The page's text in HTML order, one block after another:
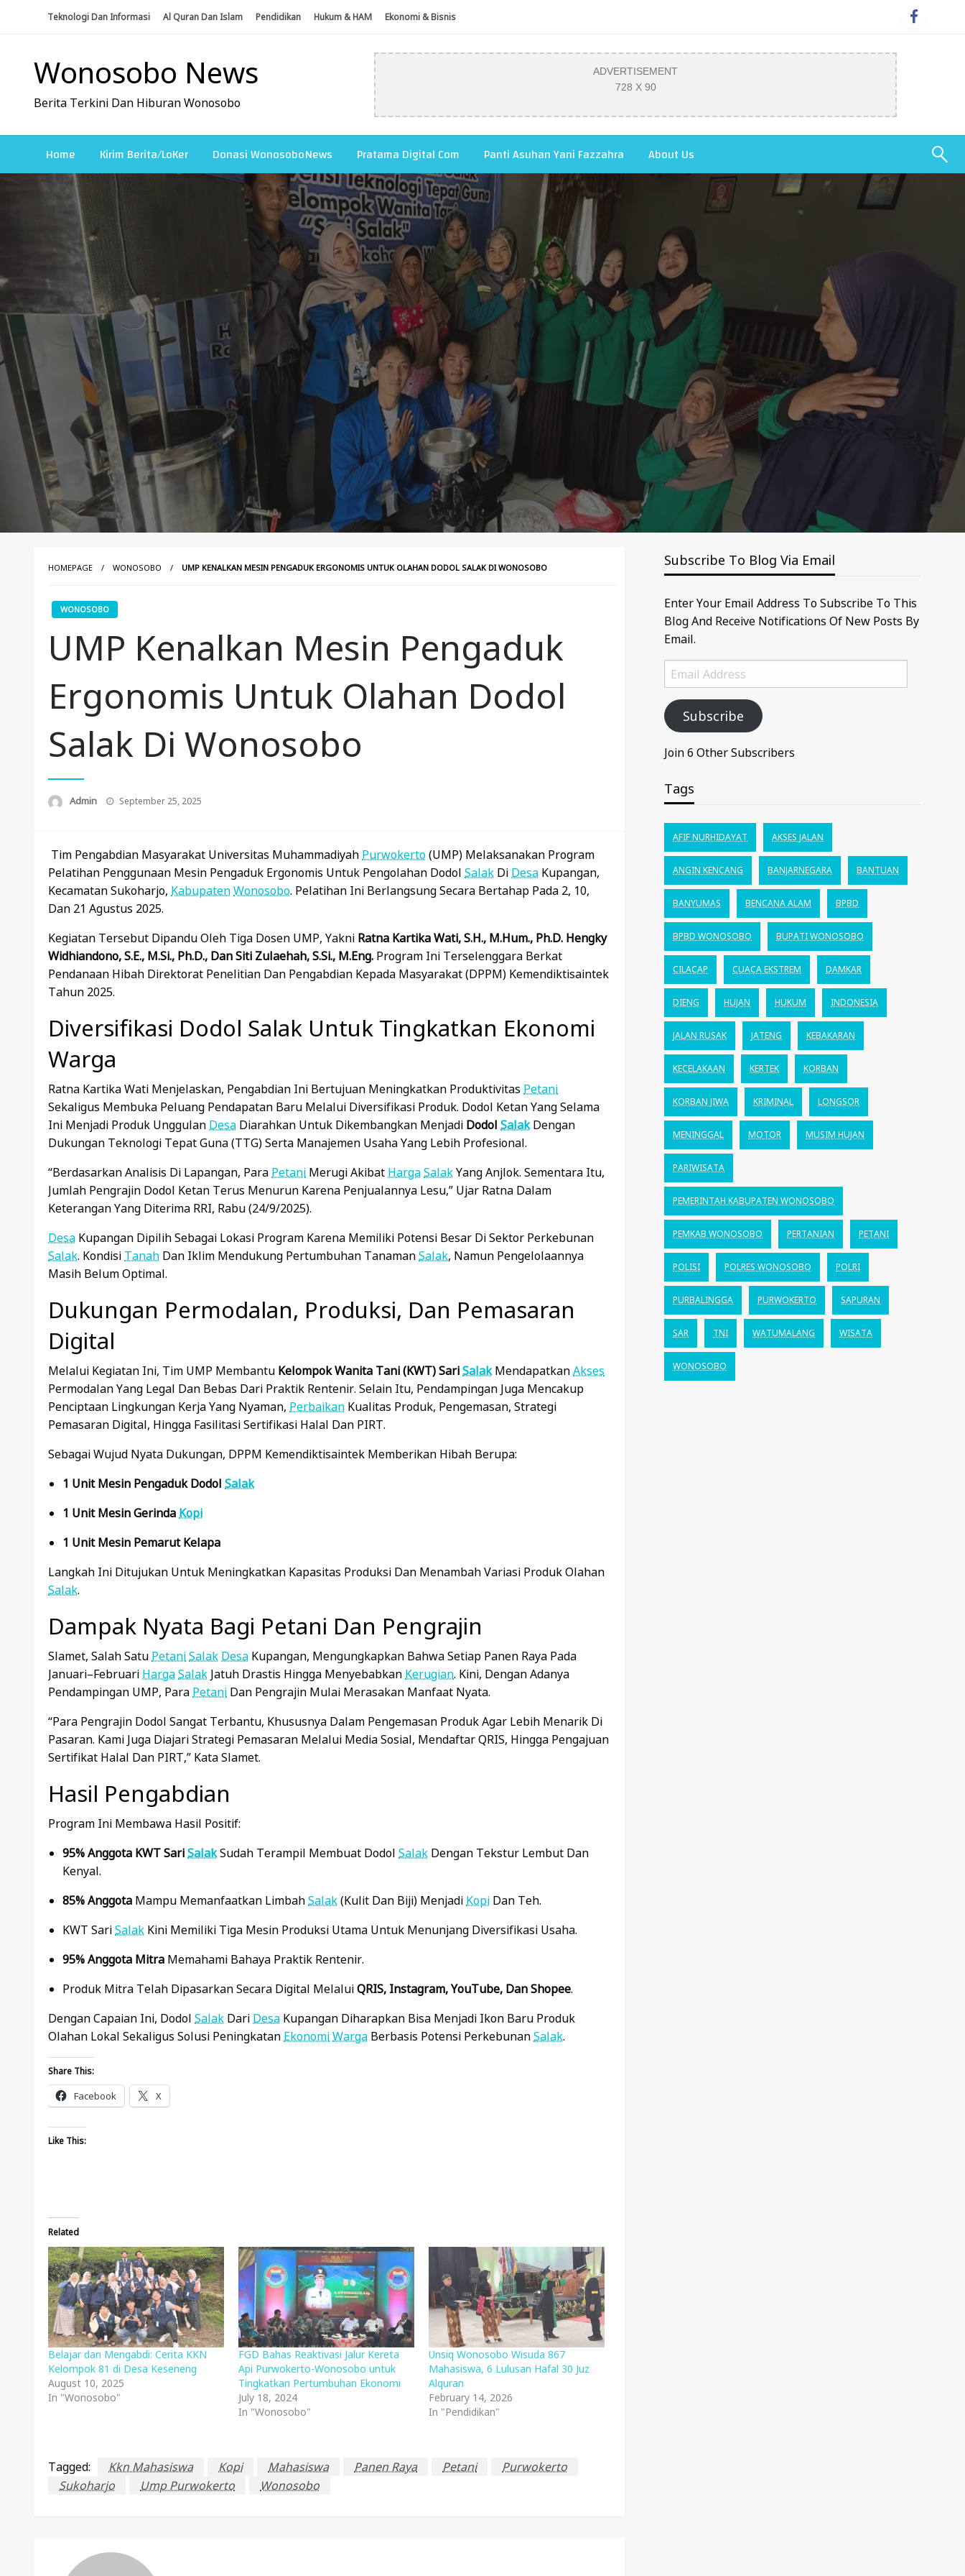
Teknologi Dan Informasi Al Quran Dan Islam Pendidikan Hukum & HAM Ekonomi & Bisnis
Wonosobo News
Berita Terkini Dan Hiburan Wonosobo
ADVERTISEMENT
728 X 90
Home Kirim Berita/LoKer Donasi WonosoboNews Pratama Digital Com Panti Asuhan Yani Fazzahra About Us
HOMEPAGE WONOSOBO UMP KENALKAN MESIN PENGADUK ERGONOMIS UNTUK OLAHAN DODOL SALAK DI WONOSOBO
WONOSOBO
UMP Kenalkan Mesin Pengaduk
Ergonomis Untuk Olahan Dodol
Salak Di Wonosobo
Admin
Posted
September 25, 2025
Tim Pengabdian Masyarakat Universitas Muhammadiyah Purwokerto(UMP) Melaksanakan Program
Pelatihan Penggunaan Mesin Pengaduk Ergonomis Untuk Pengolahan Dodol Salak Di Desa Kupangan,
Kecamatan Sukoharjo, KabupatenWonosobo. Pelatihan Ini Berlangsung Secara Bertahap Pada 2, 10,
Dan 21 Agustus 2025.
Kegiatan Tersebut Dipandu Oleh Tiga Dosen UMP, Yakni Ratna Kartika Wati, S.H., M.Hum., Ph.D. Hengky
Widhiandono, S.E., M.Si., Ph.D., Dan Siti Zulaehah, S.Si., M.Eng. Program Ini Terselenggara Berkat
Pendanaan Hibah Direktorat Penelitian Dan Pengabdian Kepada Masyarakat (DPPM) Kemendiktisaintek
Tahun 2025.
Diversifikasi Dodol Salak Untuk Tingkatkan Ekonomi
Warga
Ratna Kartika Wati Menjelaskan, Pengabdian Ini Bertujuan Meningkatkan Produktivitas Petani
Sekaligus Membuka Peluang Pendapatan Baru Melalui Diversifikasi Produk. Dodol Ketan Yang Selama
Ini Menjadi Produk Unggulan Desa Diarahkan Untuk Dikembangkan Menjadi Dodol SalakDengan
Dukungan Teknologi Tepat Guna (TTG) Serta Manajemen Usaha Yang Lebih Profesional.
“Berdasarkan Analisis Di Lapangan, Para Petani Merugi Akibat HargaSalakYang Anjlok. Sementara Itu,
Jumlah Pengrajin Dodol Ketan Terus Menurun Karena Penjualannya Lesu,” Ujar Ratna Dalam
Keterangan Yang Diterima RRI, Rabu (24/9/2025).
Desa Kupangan Dipilih Sebagai Lokasi Program Karena Memiliki Potensi Besar Di Sektor Perkebunan
Salak. Kondisi Tanah Dan Iklim Mendukung Pertumbuhan TanamanSalak, Namun Pengelolaannya
Masih Belum Optimal.
Dukungan Permodalan, Produksi, Dan Pemasaran
Digital
Melalui Kegiatan Ini, Tim UMP Membantu Kelompok Wanita Tani (KWT) SariSalakMendapatkanAkses
Permodalan Yang Legal Dan Bebas Dari Praktik Rentenir. Selain Itu, Pendampingan Juga Mencakup
Penciptaan Lingkungan Kerja Yang Nyaman, Perbaikan Kualitas Produk, Pengemasan, Strategi
Pemasaran Digital, Hingga Fasilitasi Sertifikasi Halal Dan PIRT.
Sebagai Wujud Nyata Dukungan, DPPM Kemendiktisaintek Memberikan Hibah Berupa:
1 Unit Mesin Pengaduk Dodol Salak
1 Unit Mesin Gerinda Kopi
1 Unit Mesin Pemarut Kelapa
Langkah Ini Ditujukan Untuk Meningkatkan Kapasitas Produksi Dan Menambah Variasi Produk Olahan
Salak.
Dampak Nyata Bagi Petani Dan Pengrajin
Slamet, Salah Satu PetaniSalak Desa Kupangan, Mengungkapkan Bahwa Setiap Panen Raya Pada
Januari–Februari HargaSalak Jatuh Drastis Hingga Menyebabkan Kerugian. Kini, Dengan Adanya
Pendampingan UMP, Para Petani Dan Pengrajin Mulai Merasakan Manfaat Nyata.
“Para Pengrajin Dodol Sangat Terbantu, Khususnya Dalam Pengemasan Produk Agar Lebih Menarik Di
Pasaran. Kami Juga Diajari Strategi Pemasaran Melalui Media Sosial, Mendaftar QRIS, Hingga Pengajuan
Sertifikat Halal Dan PIRT,” Kata Slamet.
Hasil Pengabdian
Program Ini Membawa Hasil Positif:
95% Anggota KWT SariSalakSudah Terampil Membuat Dodol Salak Dengan Tekstur Lembut Dan
Kenyal.
85% Anggota Mampu Memanfaatkan LimbahSalak(kulit Dan Biji) Menjadi Kopi Dan Teh.
KWT SariSalak Kini Memiliki Tiga Mesin Produksi Utama Untuk Menunjang Diversifikasi Usaha.
95% Anggota Mitra Memahami Bahaya Praktik Rentenir.
Produk Mitra Telah Dipasarkan Secara Digital MelaluiQRIS, Instagram, YouTube, Dan Shopee.
Dengan Capaian Ini, Dodol Salak Dari Desa Kupangan Diharapkan Bisa Menjadi Ikon Baru Produk
Olahan Lokal Sekaligus Solusi Peningkatan EkonomiWarga Berbasis Potensi PerkebunanSalak.
Share This:
Facebook X
Like This:
Related
Belajar dan Mengabdi: Cerita KKN
Kelompok 81 di Desa Keseneng
August 10, 2025
In "Wonosobo"
FGD Bahas Reaktivasi Jalur Kereta
Api Purwokerto-Wonosobo untuk
Tingkatkan Pertumbuhan Ekonomi
July 18, 2024
In "Wonosobo"
Unsiq Wonosobo Wisuda 867
Mahasiswa, 6 Lulusan Hafal 30 Juz
Alquran
February 14, 2026
In "Pendidikan"
Tagged: Kkn Mahasiswa Kopi Mahasiswa Panen Raya Petani
Purwokerto
Sukoharjo
Ump Purwokerto Wonosobo
Subscribe To Blog Via Email
Enter Your Email Address To Subscribe To This
Blog And Receive Notifications Of New Posts By
Email.
Email
Address
Subscribe
Join 6 Other Subscribers
Tags
AFIF NURHIDAYAT AKSES JALAN
ANGIN KENCANG BANJARNEGARA BANTUAN
BANYUMAS BENCANA ALAM BPBD
BPBD WONOSOBO BUPATI WONOSOBO
CILACAP CUACA EKSTREM DAMKAR
DIENG HUJAN HUKUM INDONESIA
JALAN RUSAK JATENG KEBAKARAN
KECELAKAAN KERTEK KORBAN
KORBAN JIWA KRIMINAL LONGSOR
MENINGGAL MOTOR MUSIM HUJAN
PARIWISATA
PEMERINTAH KABUPATEN WONOSOBO
PEMKAB WONOSOBO PERTANIAN PETANI
POLISI POLRES WONOSOBO POLRI
PURBALINGGA PURWOKERTO SAPURAN
SAR TNI WATUMALANG WISATA
WONOSOBO